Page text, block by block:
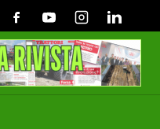
FacebookYoutubeInstagramLinkedin